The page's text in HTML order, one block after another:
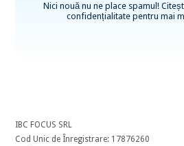
Nici nouă nu ne place spamul!
confidențialitatepentru mai
IBC FOCUS SRL
Cod Unic de Înregistrare: 17876260